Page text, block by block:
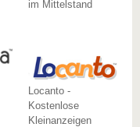
im Mittelstand
Locanto -
Kostenlose
Kleinanzeigen